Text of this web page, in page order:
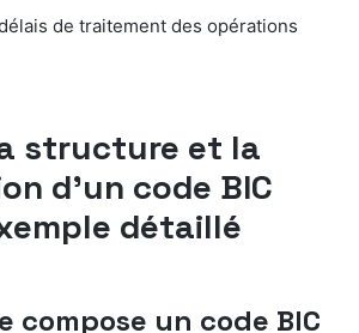
de traitement des opérations
structure et la
d’un code BIC
détaillé
compose un code BIC